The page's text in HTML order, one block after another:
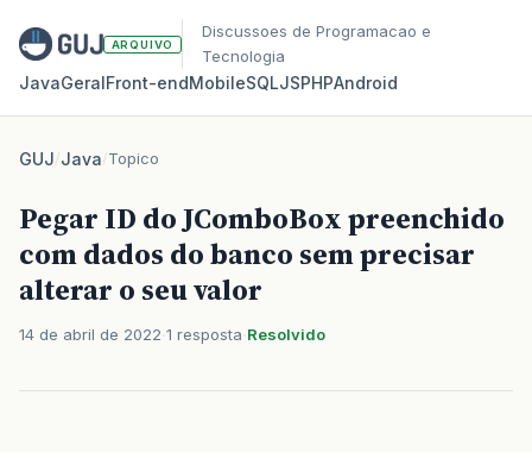
ARQUIVO
Discussoes de Programacao e
Tecnologia
JavaGeralFront‑endMobileSQLJSPHPAndroid
GUJ/Java/Topico
Pegar ID do JComboBox preenchido
com dados do banco sem precisar
alterar o seu valor
14 de abril de 2022 1 resposta Resolvido